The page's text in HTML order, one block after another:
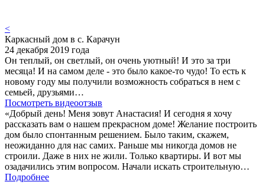
<
Каркасный дом в с. Карачун
24 декабря 2019 года
Он теплый, он светлый, он очень уютный! И это за три
месяца! И на самом деле - это было какое-то чудо! То есть к
новому году мы получили возможность собраться в нем с
семьей, друзьями…
Посмотреть видеоотзыв
«Добрый день! Меня зовут Анастасия! И сегодня я хочу
рассказать вам о нашем прекрасном доме! Желание построить
дом было спонтанным решением. Было таким, скажем,
неожиданно для нас самих. Раньше мы никогда домов не
строили. Даже в них не жили. Только квартиры. И вот мы
озадачились этим вопросом. Начали искать строительную…
Подробнее